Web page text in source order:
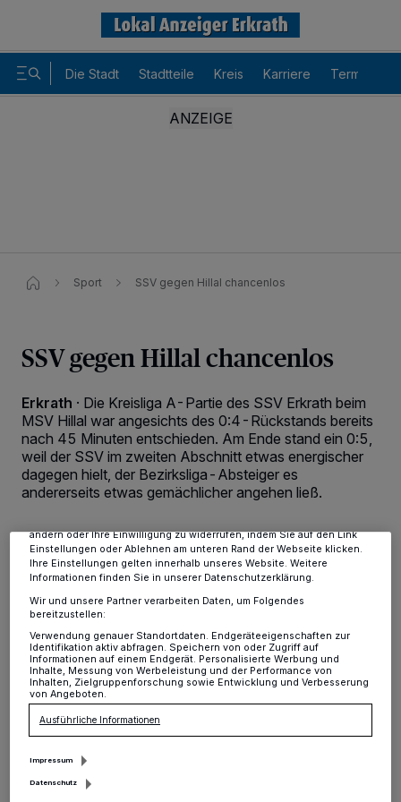
Die Stadt Stadtteile Kreis Karriere Termine
Sport SSV gegen Hillal chancenlos
SSV gegen Hillal chancenlos
Erkrath · Die Kreisliga A-Partie des SSV Erkrath beim
MSV Hillal war angesichts des 0:4-Rückstands bereits
nach 45 Minuten entschieden. Am Ende stand ein 0:5,
weil der SSV im zweiten Abschnitt etwas energischer
dagegen hielt, der Bezirksliga-Absteiger es
andererseits etwas gemächlicher angehen ließ.
27.10.2014 , 12:06 Uhr 2 Minuten Lesezeit
E rst dadurch kamen die Gäste zu einigen
Offensivaktionen, ohne sich jedoch eine
zwingende Torchance herauszuspielen. Bereits
Wir und unsere218-Partner speichern und greifen auf
personenbezogene Daten wie Browserdaten oder eindeutige
Kennungen auf Ihrem Gerät zu. Durch Auswahl von OK aktivieren Sie
Tracking-Technologien für die unter „Wir und unsere Partner
verarbeiten Daten, um Ihnen Dienste bereitzustellen“ aufgeführten
Zwecke. Wenn Tracker deaktiviert sind, sind manche Inhalte und
ändern oder Ihre Einwilligung zu widerrufen, indem Sie auf den Link
Einstellungen oder Ablehnen am unteren Rand der Webseite klicken.
Ihre Einstellungen gelten innerhalb unseres Website. Weitere
Informationen finden Sie in unserer Datenschutzerklärung.
Wir und unsere Partner verarbeiten Daten, um Folgendes
bereitzustellen:
Verwendung genauer Standortdaten. Endgeräteeigenschaften zur
Identifikation aktiv abfragen. Speichern von oder Zugriff auf
Informationen auf einem Endgerät. Personalisierte Werbung und
Inhalte, Messung von Werbeleistung und der Performance von
Inhalten, Zielgruppenforschung sowie Entwicklung und Verbesserung
von Angeboten.
Ausführliche Informationen
Impressum
Datenschutz